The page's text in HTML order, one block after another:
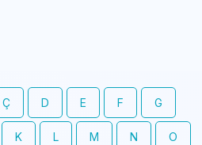
Ç D E F G
K L M N O